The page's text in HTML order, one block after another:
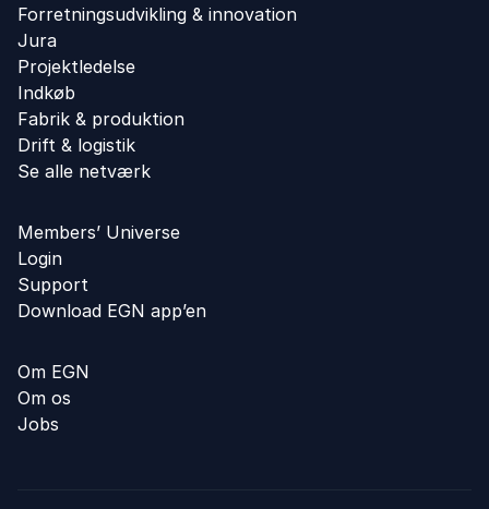
Forretningsudvikling ​& innovation​
Jura
Projektledelse
Indkøb
Fabrik & produktion
Drift & logistik
Se alle netværk
Members’ Universe
Login
Support
Download EGN app’en
Om EGN
Om os
Jobs